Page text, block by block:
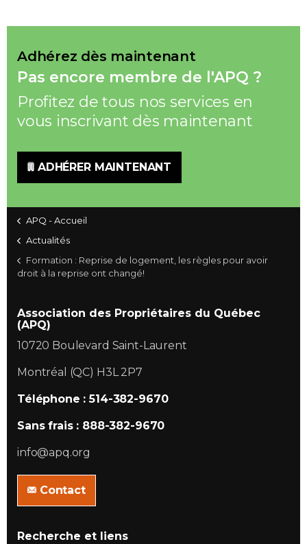
Adhérez dès maintenant
Pas encore membre de l'APQ ?
Profitez de tous nos services en
vous inscrivant dès maintenant
ADHÉRER MAINTENANT
APQ - Accueil
Actualités
Formation : Reprise de logement, les règles pour avoir
droit à la reprise ont changé!
Association des Propriétaires du Québec
(APQ)
10720 Boulevard Saint-Laurent
Montréal (QC) H3L 2P7
Téléphone : 514-382-9670
Sans frais : 888-382-9670
info@apq.org
Contact
Recherche et liens